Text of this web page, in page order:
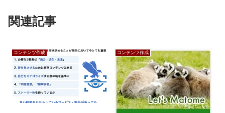
関連記事
コンテンツ作成 コンテンツ作成